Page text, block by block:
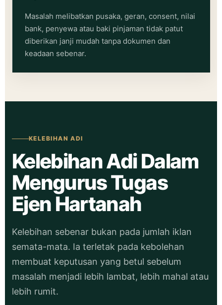
Masalah melibatkan pusaka, geran, consent, nilai
bank, penyewa atau baki pinjaman tidak patut
diberikan janji mudah tanpa dokumen dan
keadaan sebenar.
KELEBIHAN ADI
Kelebihan Adi Dalam
Mengurus Tugas
Ejen Hartanah
Kelebihan sebenar bukan pada jumlah iklan
semata-mata. Ia terletak pada kebolehan
membuat keputusan yang betul sebelum
masalah menjadi lebih lambat, lebih mahal atau
lebih rumit.